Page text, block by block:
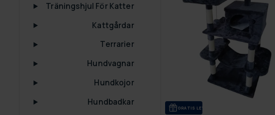
Träningshjul För Katter
Kattgårdar
Terrarier
Hundvagnar
Hundkojor
Hundbadkar
GRA­TIS LE­VE­RANS